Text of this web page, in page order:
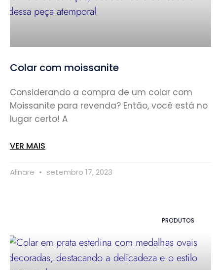
Colar com moissanite
Considerando a compra de um colar com
Moissanite para revenda? Então, você está no
lugar certo! A
VER MAIS
Alinare setembro 17, 2023
PRODUTOS